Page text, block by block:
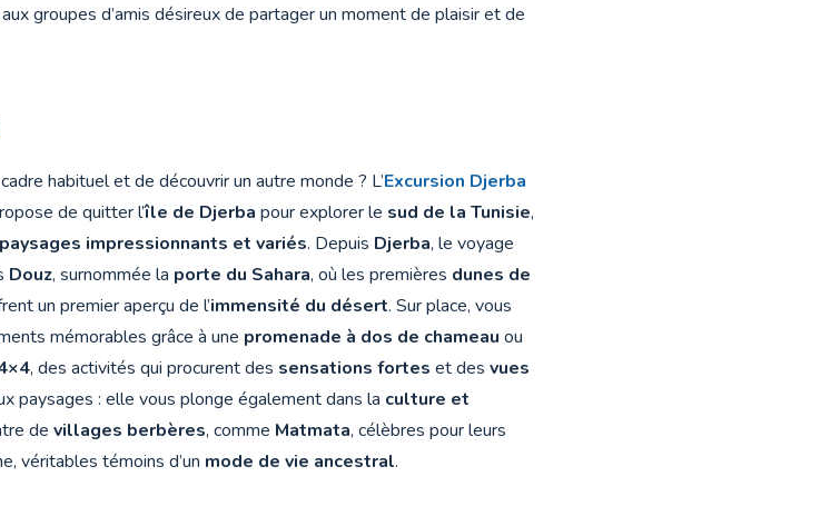
groupes d’amis désireux de partager un moment de plaisir et de
habituel et de découvrir un autre monde ? L’Excursion Djerba
de quitter l’île de Djerba pour explorer le sud de la Tunisie,
paysages impressionnants et variés. Depuis Djerba, le voyage
Douz, surnommée la porte du Sahara, où les premières dunes de
un premier aperçu de l’immensité du désert. Sur place, vous
mémorables grâce à une promenade à dos de chameau ou
, des activités qui procurent des sensations fortes et des vues
paysages : elle vous plonge également dans la culture et
de villages berbères, comme Matmata, célèbres pour leurs
véritables témoins d’un mode de vie ancestral.